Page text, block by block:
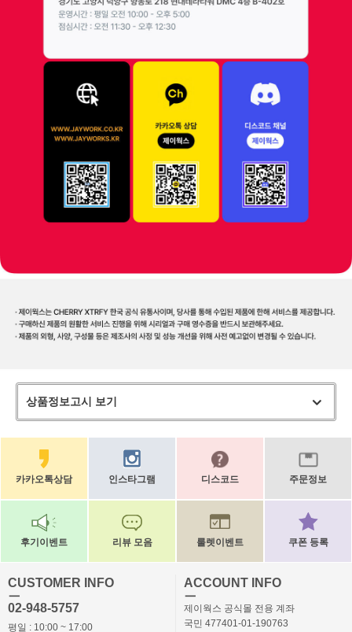
상품정보고시 보기
카카오톡상담 인스타그램 디스코드 주문정보
후기이벤트 리뷰 모음 룰렛이벤트 쿠폰 등록
CUSTOMER INFO
ㅡ
02-948-5757
평일 : 10:00 ~ 17:00
ACCOUNT INFO
ㅡ
제이웍스 공식몰 전용 계좌
국민 477401-01-190763